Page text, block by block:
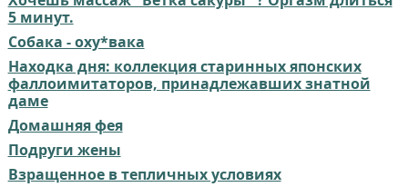
5 минут.
Собака - оху*вака
Находка дня: коллекция старинных японских
фаллоимитаторов, принадлежавших знатной
даме
Домашняя фея
Подруги жены
Взращенное в тепличных условиях